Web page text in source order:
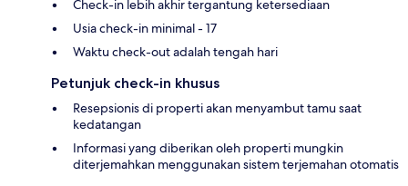
Check-in lebih akhir tergantung ketersediaan
Usia check-in minimal - 17
Waktu check-out adalah tengah hari
Petunjuk check-in khusus
Resepsionis di properti akan menyambut tamu saat
kedatangan
Informasi yang diberikan oleh properti mungkin
diterjemahkan menggunakan sistem terjemahan otomatis